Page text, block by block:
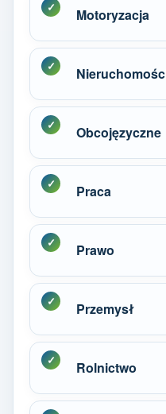
Motoryzacja
Obcojęzyczne
Praca
Prawo
Przemysł
Rolnictwo